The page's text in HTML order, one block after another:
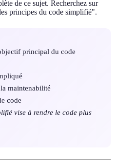
de ce sujet. Recherchez sur
principes du code simplifié".
principal du code
maintenabilité
code
vise à rendre le code plus